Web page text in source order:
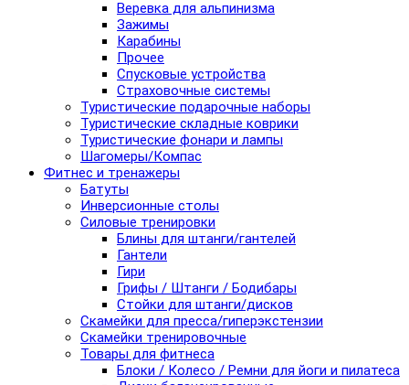
Веревка для альпинизма
Зажимы
Карабины
Прочее
Спусковые устройства
Страховочные системы
Туристические подарочные наборы
Туристические складные коврики
Туристические фонари и лампы
Шагомеры/Компас
Фитнес и тренажеры
Батуты
Инверсионные столы
Силовые тренировки
Блины для штанги/гантелей
Гантели
Гири
Грифы / Штанги / Бодибары
Стойки для штанги/дисков
Скамейки для пресса/гиперэкстензии
Скамейки тренировочные
Товары для фитнеса
Блоки / Колесо / Ремни для йоги и пилатеса